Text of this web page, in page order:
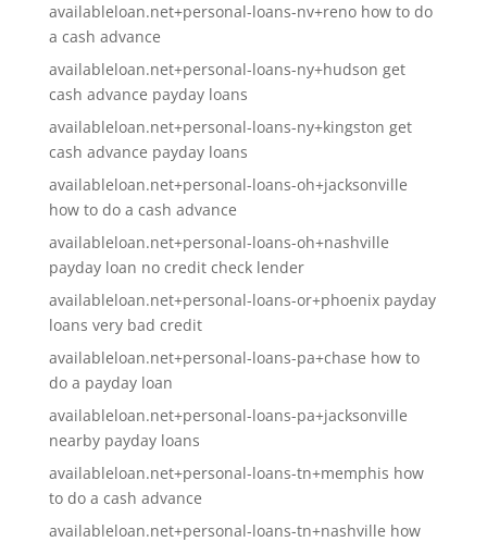
availableloan.net+personal-loans-nv+reno how to do
a cash advance
availableloan.net+personal-loans-ny+hudson get
cash advance payday loans
availableloan.net+personal-loans-ny+kingston get
cash advance payday loans
availableloan.net+personal-loans-oh+jacksonville
how to do a cash advance
availableloan.net+personal-loans-oh+nashville
payday loan no credit check lender
availableloan.net+personal-loans-or+phoenix payday
loans very bad credit
availableloan.net+personal-loans-pa+chase how to
do a payday loan
availableloan.net+personal-loans-pa+jacksonville
nearby payday loans
availableloan.net+personal-loans-tn+memphis how
to do a cash advance
availableloan.net+personal-loans-tn+nashville how